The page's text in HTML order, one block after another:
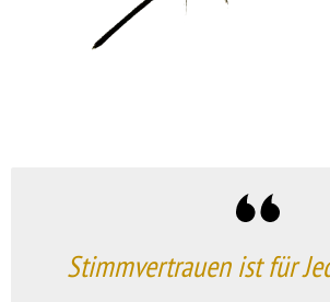
Stimmvertrauen ist für